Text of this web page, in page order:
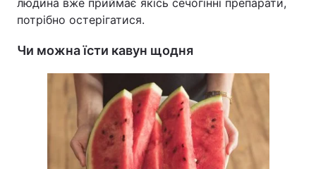
людина вже приймає якісь сечогінні препарати,
потрібно остерігатися.
Чи можна їсти кавун щодня